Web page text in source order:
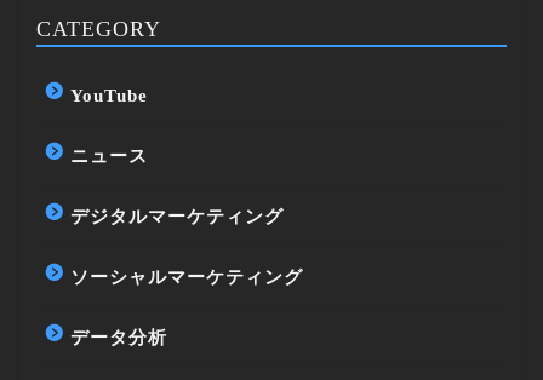
CATEGORY
YouTube
ニュース
デジタルマーケティング
ソーシャルマーケティング
データ分析